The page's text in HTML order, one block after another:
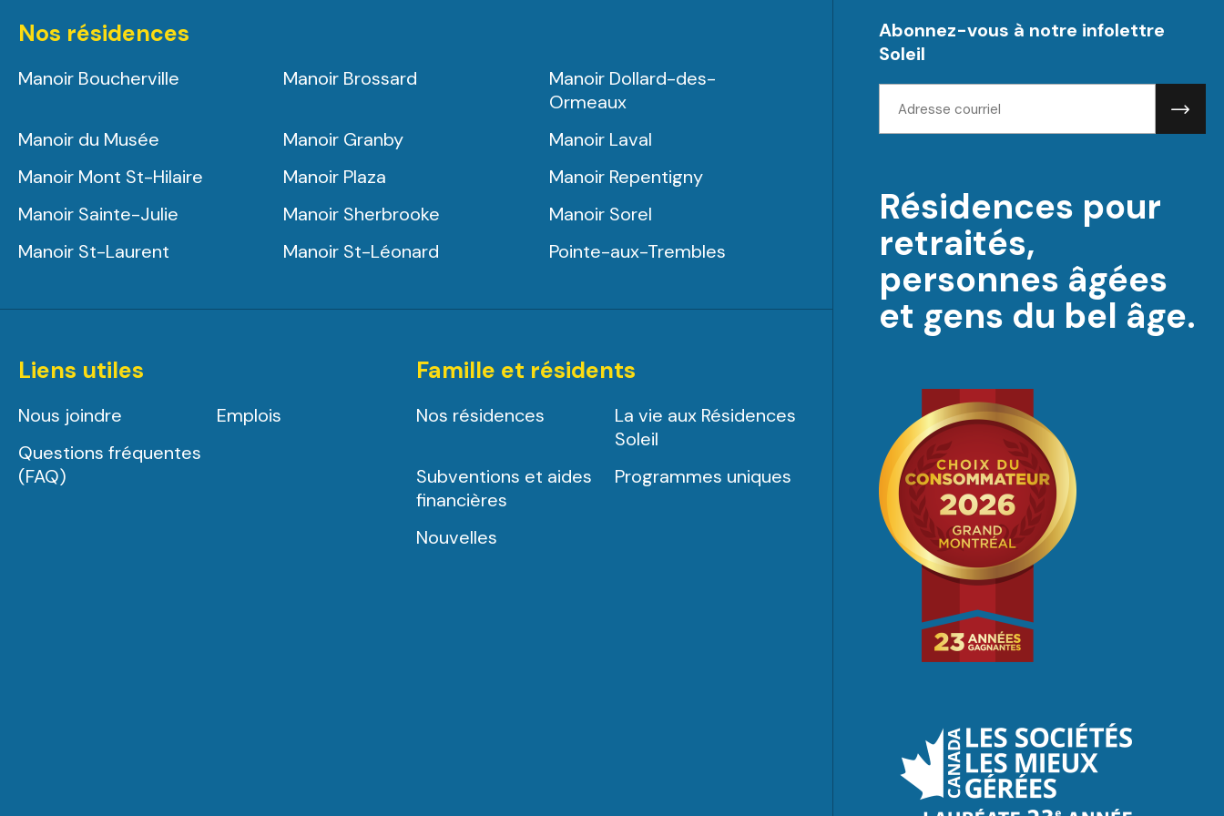
Nos résidences
Manoir Boucherville Manoir Brossard
Manoir Dollard-des-
Ormeaux
Manoir du Musée
Manoir Granby
Manoir Laval
Manoir Mont St-Hilaire
Manoir Plaza
Manoir Repentigny
Manoir Sainte-Julie
Manoir Sherbrooke
Manoir Sorel
Manoir St-Laurent
Manoir St-Léonard Pointe-aux-Trembles
Liens utiles
Nous joindre
Emplois
Questions fréquentes
(FAQ)
Famille et résidents
Nos résidences
La vie aux Résidences
Soleil
Subventions et aides
financières
Programmes uniques
Nouvelles
Abonnez-vous à notre infolettre
Soleil
courriel:
Résidences pour
retraités,
personnes âgées
et gens du bel âge.